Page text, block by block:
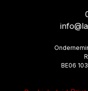
BE06